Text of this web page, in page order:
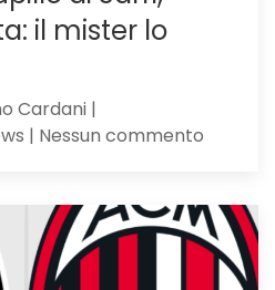
il mister lo
Cardani |
| Nessun commento
di
Sarri,
verso